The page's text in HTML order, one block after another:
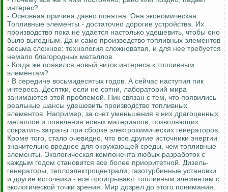
интерес?
- Основная причина давно понятна. Она экономическая.
Топливные элементы - достаточно дорогие устройства. Их
производство пока не удается настолько удешевить, чтобы оно
было выгодным. Да и само производство топливных элементов
весьма сложное: технология сложноватая, и для нее требуется
немало благородных металлов.
- Когда же появился новый виток интереса к топливным
элементам?
- В середине восьмидесятых годов. А сейчас наступил пик
интереса. Десятки, если не сотни, лабораторий мира
занимаются этой проблемой. Пик связан с тем, что появились
реальные шансы удешевить производство топливных
элементов. Например, за счет уменьшения в них драгоценных
металлов и появления новых материалов, позволяющих
сократить затраты при сборке электрохимических генераторов.
Кроме того, стало очевидно, что все другие источники энергии
значительно вреднее для окружающей среды, чем топливные
элементы. Экологическая компонента любых разработок с
каждым годом становится все более приоритетной. Дизель-
генераторы, теплоэлектроцентрали, газотурбинные установки
и другие источники - все проигрывают топливным элементам с
экологической точки зрения. Мир дозрел до этого понимания.